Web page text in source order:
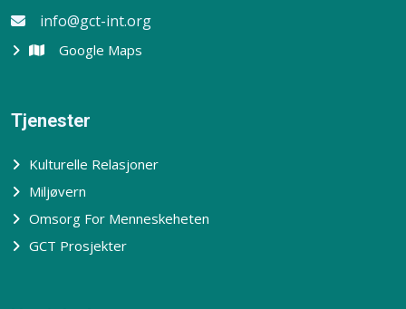
info@gct-int.org
Google Maps
Tjenester
Kulturelle Relasjoner
Miljøvern
Omsorg For Menneskeheten
GCT Prosjekter